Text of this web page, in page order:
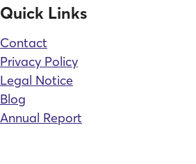
Quick Links
Contact
Privacy Policy
Legal Notice
Blog
Annual Report